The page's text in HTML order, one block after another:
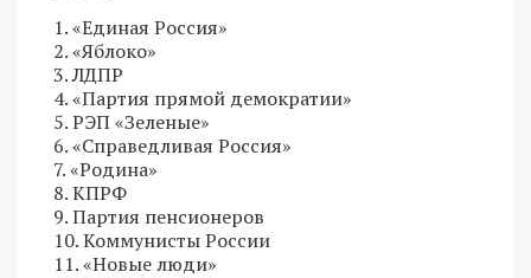
1. «Единая Россия»
2. «Яблоко»
3. ЛДПР
4. «Партия прямой демократии»
5. РЭП «Зеленые»
6. «Справедливая Россия»
7. «Родина»
8. КПРФ
9. Партия пенсионеров
10. Коммунисты России
11. «Новые люди»